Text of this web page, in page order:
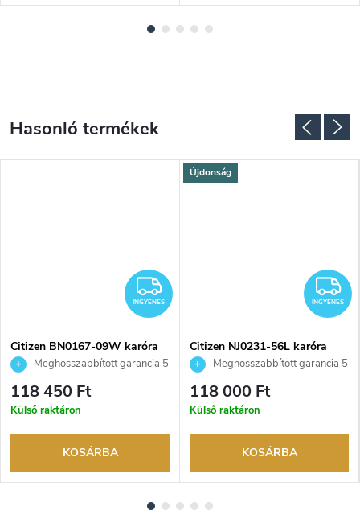
INGYENES
INGYENES
Citizen BN0167-09W karóra
Meghosszabbított garancia 5
évre. Akár 100 napos
visszaküldési lehetőség. Hivatalos
118 450 Ft
Külső raktáron
KOSÁRBA
Újdonság
INGYENES
Citizen NJ0231-56L karóra
Meghosszabbított garancia 5
évre. Akár 100 napos
visszaküldési lehetőség. Hivatalos
118 000 Ft
Külső raktáron
KOSÁRBA